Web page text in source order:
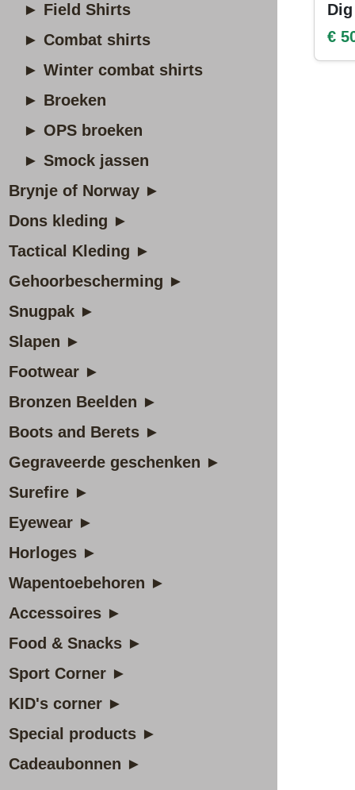
► Field Shirts
► Combat shirts
► Winter combat shirts
► Broeken
► OPS broeken
► Smock jassen
Brynje of Norway ►
Dons kleding ►
Tactical Kleding ►
Gehoorbescherming ►
Snugpak ►
Slapen ►
Footwear ►
Bronzen Beelden ►
Boots and Berets ►
Gegraveerde geschenken ►
Surefire ►
Eyewear ►
Horloges ►
Wapentoebehoren ►
Accessoires ►
Food & Snacks ►
Sport Corner ►
KID's corner ►
Special products ►
Cadeaubonnen ►
€